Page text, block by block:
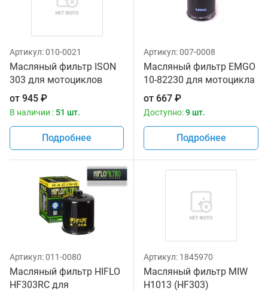
Артикул:010-0021
Масляный фильтр ISON
303 для мотоциклов
от 945 ₽
В наличии : 51 шт.
Подробнее
Артикул:007-0008
Масляный фильтр EMGO
10-82230 для мотоцикла
от 667 ₽
Доступно:9 шт.
Подробнее
Артикул:011-0080
Масляный фильтр HIFLO
HF303RC для
Артикул: 1845970
Масляный фильтр MIW
H1013 (HF303)